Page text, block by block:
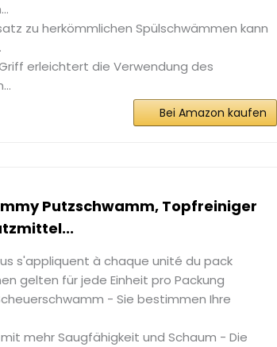
zu herkömmlichen Spülschwämmen kann
erleichtert die Verwendung des
Bei Amazon kaufen
Putzschwamm, Topfreiniger
s'appliquent à chaque unité du pack
gelten für jede Einheit pro Packung
- Sie bestimmen Ihre
mehr Saugfähigkeit und Schaum - Die